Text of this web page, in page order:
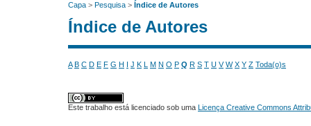
Capa > Pesquisa > Índice de Autores
Índice de Autores
A B C D E F G H I J K L M N O P Q R S T U V W X Y Z Toda(o)s
Este trabalho está licenciado sob uma Licença Creative Commons